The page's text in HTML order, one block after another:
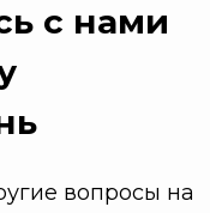
с нами
вопросы на